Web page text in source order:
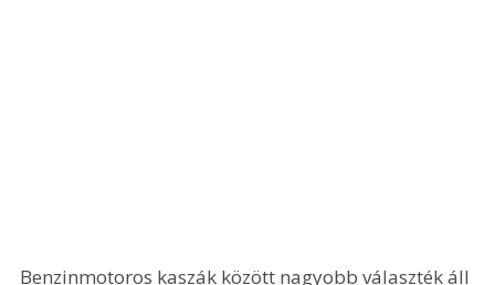
Benzinmotoros kaszák között nagyobb választék áll